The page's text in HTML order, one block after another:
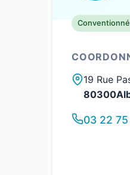
19 Rue
03 22